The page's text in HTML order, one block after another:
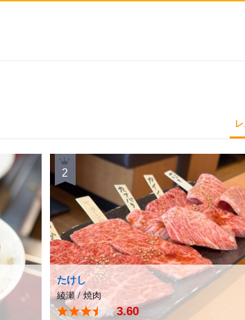
駅
大師西駅
舎人駅
見沼代親水公園駅
2
たけし
綾瀬 / 焼肉
3.60